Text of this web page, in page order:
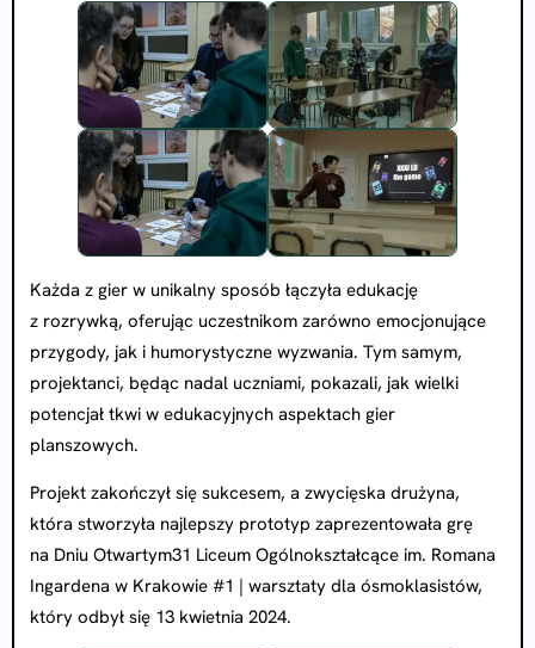
Każda z gier w unikalny sposób łączyła edukację
z rozrywką, oferując uczestnikom zarówno emocjonujące
przygody, jak i humorystyczne wyzwania. Tym samym,
projektanci, będąc nadal uczniami, pokazali, jak wielki
potencjał tkwi w edukacyjnych aspektach gier
planszowych.
Projekt zakończył się sukcesem, a zwycięska drużyna,
która stworzyła najlepszy prototyp zaprezentowała grę
na Dniu Otwartym31 Liceum Ogólnokształcące im. Romana
Ingardena w Krakowie #1 | warsztaty dla ósmoklasistów,
który odbył się 13 kwietnia 2024.